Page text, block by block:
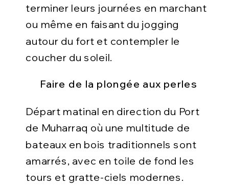
terminer leurs journées en marchant
ou même en faisant du jogging
autour du fort et contempler le
coucher du soleil.
Faire de la plongée aux perles
Départ matinal en direction du Port
de Muharraq où une multitude de
bateaux en bois traditionnels sont
amarrés, avec en toile de fond les
tours et gratte-ciels modernes.